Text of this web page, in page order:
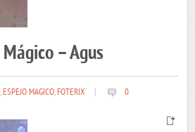
– Agus
,ESPEJO MAGICO,FOTERIX 0